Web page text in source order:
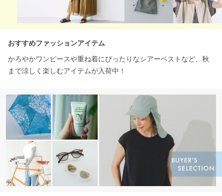
おすすめファッションアイテム
かろやかワンピースや重ね着にぴったりなシアーベストなど、秋
まで涼しく楽しむアイテムが入荷中！